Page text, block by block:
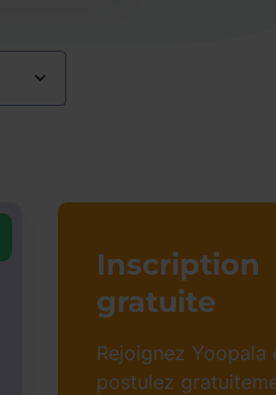
Inscription
gratuite​
Rejoignez Yoopala
postulez